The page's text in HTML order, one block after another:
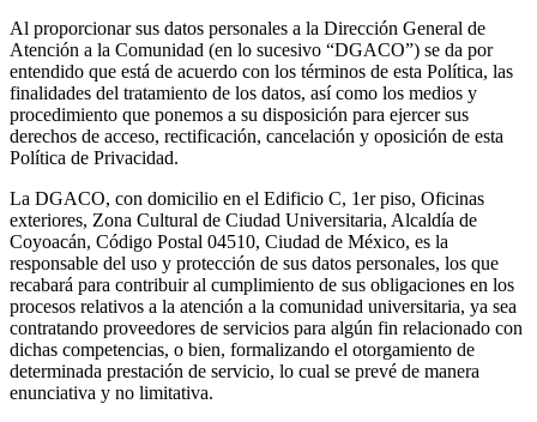
Al proporcionar sus datos personales a la Dirección General de
Atención a la Comunidad (en lo sucesivo “DGACO”) se da por
entendido que está de acuerdo con los términos de esta Política, las
finalidades del tratamiento de los datos, así como los medios y
procedimiento que ponemos a su disposición para ejercer sus
derechos de acceso, rectificación, cancelación y oposición de esta
Política de Privacidad.
La DGACO, con domicilio en el Edificio C, 1er piso, Oficinas
exteriores, Zona Cultural de Ciudad Universitaria, Alcaldía de
Coyoacán, Código Postal 04510, Ciudad de México, es la
responsable del uso y protección de sus datos personales, los que
recabará para contribuir al cumplimiento de sus obligaciones en los
procesos relativos a la atención a la comunidad universitaria, ya sea
contratando proveedores de servicios para algún fin relacionado con
dichas competencias, o bien, formalizando el otorgamiento de
determinada prestación de servicio, lo cual se prevé de manera
enunciativa y no limitativa.